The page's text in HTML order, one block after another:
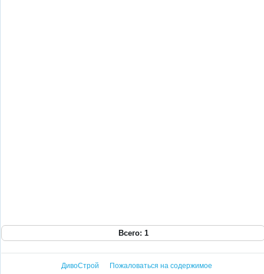
Всего: 1
ДивоСтрой Пожаловаться на содержимое